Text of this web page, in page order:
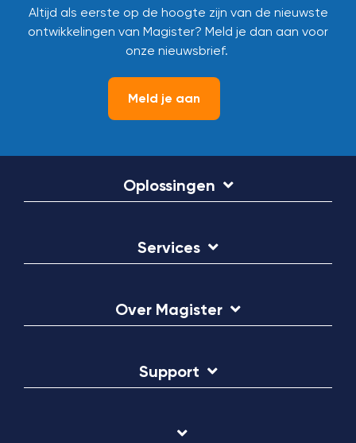
Altijd als eerste op de hoogte zijn van de nieuwste
ontwikkelingen van Magister? Meld je dan aan voor
onze nieuwsbrief.
Meld je aan
Oplossingen
Services
Over Magister
Support